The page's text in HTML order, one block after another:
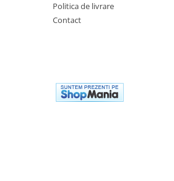
Politica de livrare
Contact